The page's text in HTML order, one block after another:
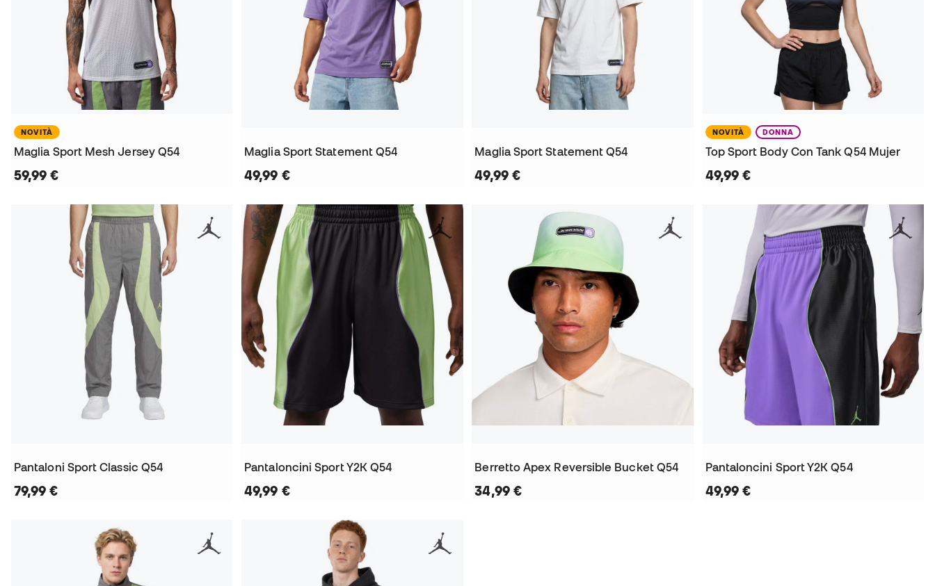
NOVITÀ
Maglia Sport Mesh Jersey Q54
59,99 €
Maglia Sport Statement Q54
49,99 €
Maglia Sport Statement Q54
49,99 €
NOVITÀ DONNA
Top Sport Body Con Tank Q54 Mujer
49,99 €
Pantaloni Sport Classic Q54
79,99 €
Pantaloncini Sport Y2K Q54
49,99 €
Berretto Apex Reversible Bucket Q54
34,99 €
Pantaloncini Sport Y2K Q54
49,99 €